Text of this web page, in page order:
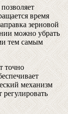
время
зерновой
можно убрать
тем самым
точно
механизм